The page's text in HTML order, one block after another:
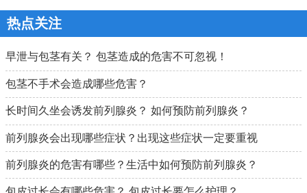
热点关注
早泄与包茎有关？ 包茎造成的危害不可忽视！
包茎不手术会造成哪些危害？
长时间久坐会诱发前列腺炎？ 如何预防前列腺炎？
前列腺炎会出现哪些症状？出现这些症状一定要重视
前列腺炎的危害有哪些？生活中如何预防前列腺炎？